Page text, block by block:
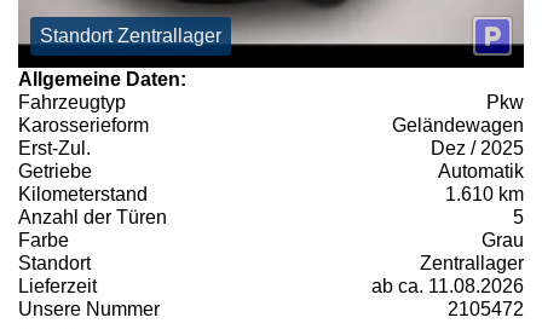
Standort Zentrallager
Allgemeine Daten:
Fahrzeugtyp
Pkw
Karosserieform
Geländewagen
Erst-Zul.
Dez / 2025
Getriebe
Automatik
Kilometerstand
1.610 km
Anzahl der Türen
5
Farbe
Grau
Standort
Zentrallager
Lieferzeit
ab ca. 11.08.2026
Unsere Nummer
2105472